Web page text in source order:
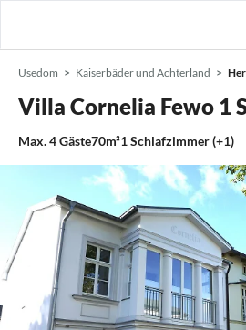
Usedom Kaiserbäder und Achterland
Villa Cornelia Fewo 1
Max.4Gäste70m²1Schlafzimmer (+1)